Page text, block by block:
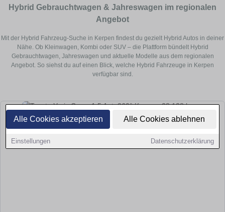
Alle Cookies akzeptieren Alle Cookies ablehnen
Einstellungen Datenschutzerklärung
Hybrid Gebrauchtwagen & Jahreswagen im regionalen
Angebot
Mit der Hybrid Fahrzeug-Suche in Kerpen findest du gezielt Hybrid Autos in deiner
Nähe. Ob Kleinwagen, Kombi oder SUV – die Plattform bündelt Hybrid
Gebrauchtwagen, Jahreswagen und aktuelle Modelle aus dem regionalen
Angebot. So siehst du auf einen Blick, welche Hybrid Fahrzeuge in Kerpen
verfügbar sind.